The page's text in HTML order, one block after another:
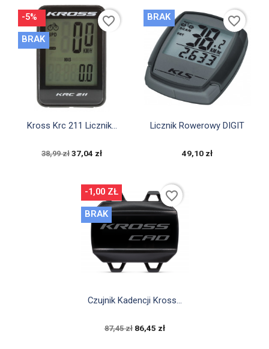
Szybki podgląd
Kross Krc 211 Licznik...
38,99 zł 37,04 zł
-5%
BRAK
favorite_border
Szybki podgląd
Licznik Rowerowy DIGIT
49,10 zł
BRAK favorite_border
Szybki podgląd
Czujnik Kadencji Kross...
87,45 zł 86,45 zł
-1,00 ZŁ
BRAK
favorite_border